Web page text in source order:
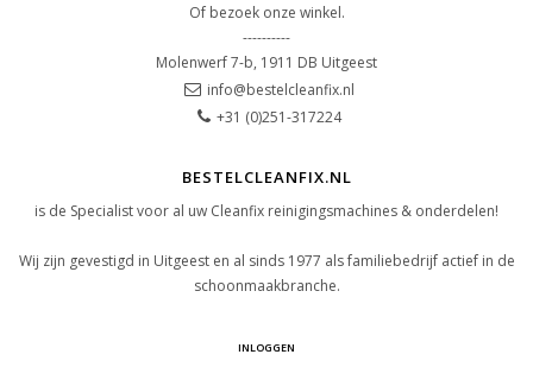
Of bezoek onze winkel.
----------
Molenwerf 7-b, 1911 DB Uitgeest
info@bestelcleanfix.nl
+31 (0)251-317224
BESTELCLEANFIX.NL
is de Specialist voor al uw Cleanfix reinigingsmachines & onderdelen!
Wij zijn gevestigd in Uitgeest en al sinds 1977 als familiebedrijf actief in de
schoonmaakbranche.
INLOGGEN